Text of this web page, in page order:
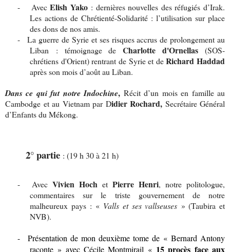
- AvecElish Yako: dernières nouvelles des réfugiés d’Irak.
Les actions de Chrétienté-Solidarité : l’utilisation sur place
des dons de nos amis.
-
La guerre de Syrie et ses risques accrus de prolongement au
Liban : témoignage deCharlotte d'Ornellas (SOS-
chrétiens d'Orient) rentrant de Syrie et deRichard Haddad
après son mois d’août au Liban.
Dans ce qui fut notre Indochine, Récit d’un mois en famille au
Cambodge et au Vietnam par Didier Rochard, Secrétaire Général
d’Enfants du Mékong.
2° partie : (19 h 30 à 21 h)
- Avec Vivien Hoch et Pierre Henri, notre politologue,
commentaires sur le triste gouvernement de notre
malheureux pays : « Valls et ses vallseuses » (Taubira et
NVB).
-
Présentation de mon deuxième tome de « Bernard Antony
raconte » avec Cécile Montmirail « 15 procès face aux